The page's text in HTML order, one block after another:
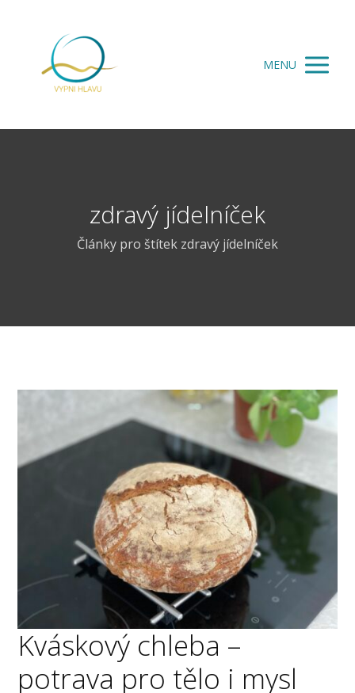
MENU
zdravý jídelníček
Články pro štítek zdravý jídelníček
Kváskový chleba –
potrava pro tělo i mysl